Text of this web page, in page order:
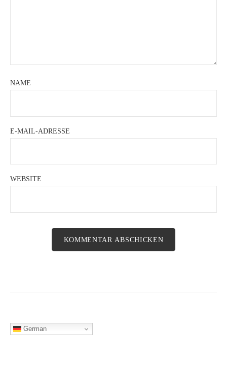
NAME
E-MAIL-ADRESSE
WEBSITE
German